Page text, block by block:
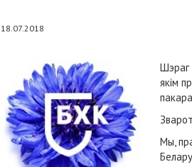
18.07.2018
Шэраг
якім
Мы,